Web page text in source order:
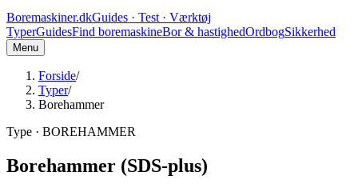
Boremaskiner.dkGuides · Test · Værktøj
TyperGuidesFind boremaskineBor & hastighedOrdbogSikkerhed
Menu
Forside/
Typer/
Borehammer
Type · BOREHAMMER
Borehammer (SDS-plus)